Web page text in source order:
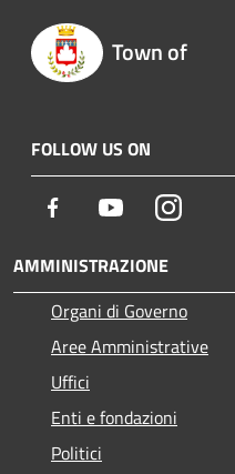
Town of
FOLLOW US ON
Facebook Youtube
AMMINISTRAZIONE
Organi di Governo
Aree Amministrative
Uffici
Enti e fondazioni
Politici